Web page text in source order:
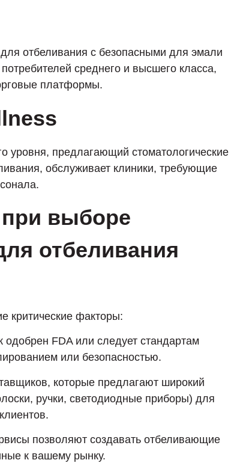
отбеливания с безопасными для эмали
среднего и высшего класса,
платформы.
уровня, предлагающий стоматологические
обслуживает клиники, требующие
выборе
отбеливания
критические факторы:
одобрен FDA или следует стандартам
или безопасностью.
которые предлагают широкий
ручки, светодиодные приборы) для
позволяют создавать отбеливающие
к вашему рынку.